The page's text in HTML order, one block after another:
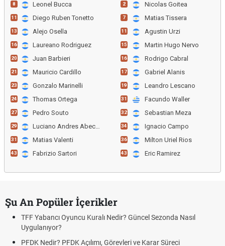
8 Leonel Bucca
11 Diego Ruben Tonetto
13 Alejo Osella
16 Laureano Rodriguez
20 Juan Barbieri
21 Mauricio Cardillo
23 Gonzalo Marinelli
24 Thomas Ortega
27 Pedro Souto
29 Luciano Andres Abecasis
31 Matias Valenti
43 Fabrizio Sartori
2 Nicolas Goitea
7 Matias Tissera
11 Agustin Urzi
15 Martin Hugo Nervo
16 Rodrigo Cabral
17 Gabriel Alanis
19 Leandro Lescano
31 Facundo Waller
32 Sebastian Meza
34 Ignacio Campo
36 Milton Uriel Rios
43 Eric Ramirez
Şu An Popüler İçerikler
TFF Yabancı Oyuncu Kuralı Nedir? Güncel Sezonda Nasıl
Uygulanıyor?
PFDK Nedir? PFDK Açılımı, Görevleri ve Karar Süreci